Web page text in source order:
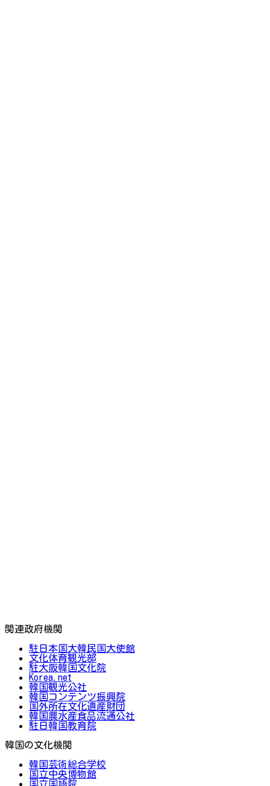
関連政府機関
駐日本国大韓民国大使館
文化体育観光部
駐大阪韓国文化院
Korea.net
韓国観光公社
韓国コンテンツ振興院
国外所在文化遺産財団
韓国農水産食品流通公社
駐日韓国教育院
韓国の文化機関
韓国芸術総合学校
国立中央博物館
国立国語院